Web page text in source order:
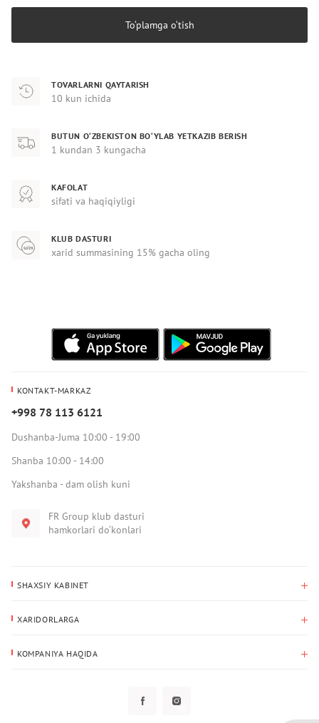
To‘plamga o‘tish
TOVARLARNI QAYTARISH
10 kun ichida
BUTUN O‘ZBEKISTON BO‘YLAB YETKAZIB BERISH
1 kundan 3 kungacha
KAFOLAT
sifati va haqiqiyligi
KLUB DASTURI
xarid summasining 15% gacha oling
KONTAKT-MARKAZ
+998 78 113 6121
Dushanba-Juma 10:00 - 19:00
Shanba 10:00 - 14:00
Yakshanba - dam olish kuni
FR Group klub dasturi
hamkorlari do‘konlari
SHAXSIY KABINET
Yetkazib berish manzili
XARIDORLARGA
KOMPANIYA HAQIDA